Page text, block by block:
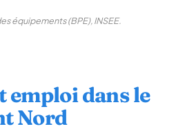
équipements (BPE), INSEE.
emploi dans le
Nord